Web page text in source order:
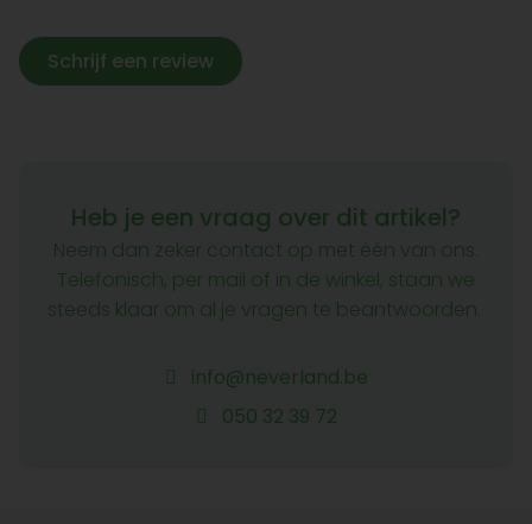
Schrijf een review
Heb je een vraag over dit artikel?
Neem dan zeker contact op met één van ons.
Telefonisch, per mail of in de winkel, staan we
steeds klaar om al je vragen te beantwoorden.
info@neverland.be
050 32 39 72